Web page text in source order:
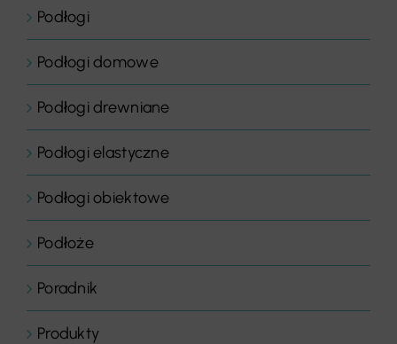
Podłogi
Podłogi domowe
Podłogi drewniane
Podłogi elastyczne
Podłogi obiektowe
Podłoże
Poradnik
Produkty